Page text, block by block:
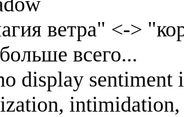
ветра" <->
всего...
display